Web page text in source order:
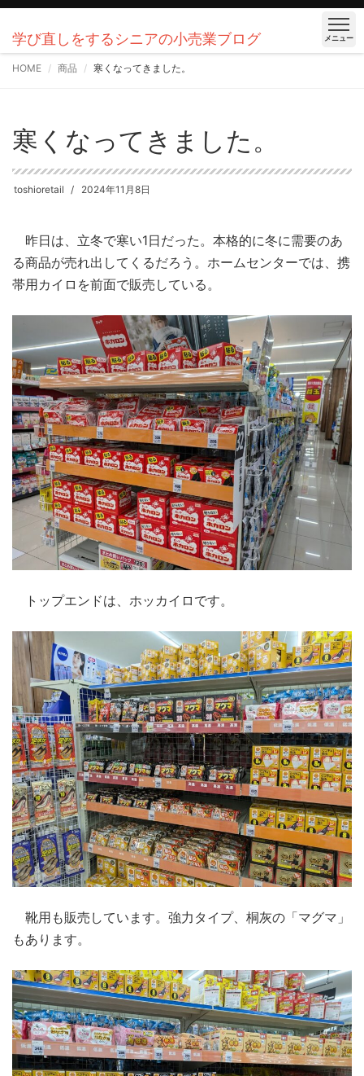
学び直しをするシニアの小売業ブログ メニュー
HOME 商品 寒くなってきました。
寒くなってきました。
toshioretail 2024年11月8日
昨日は、立冬で寒い1日だった。本格的に冬に需要のあ
る商品が売れ出してくるだろう。ホームセンターでは、携
帯用カイロを前面で販売している。
トップエンドは、ホッカイロです。
靴用も販売しています。強力タイプ、桐灰の「マグマ」
もあります。